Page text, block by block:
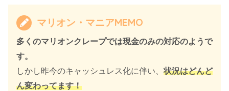
マリオン・マニアMEMO
多くのマリオンクレープでは現金のみの対応のようで
す。
しかし昨今のキャッシュレス化に伴い、状況はどんど
ん変わってます！